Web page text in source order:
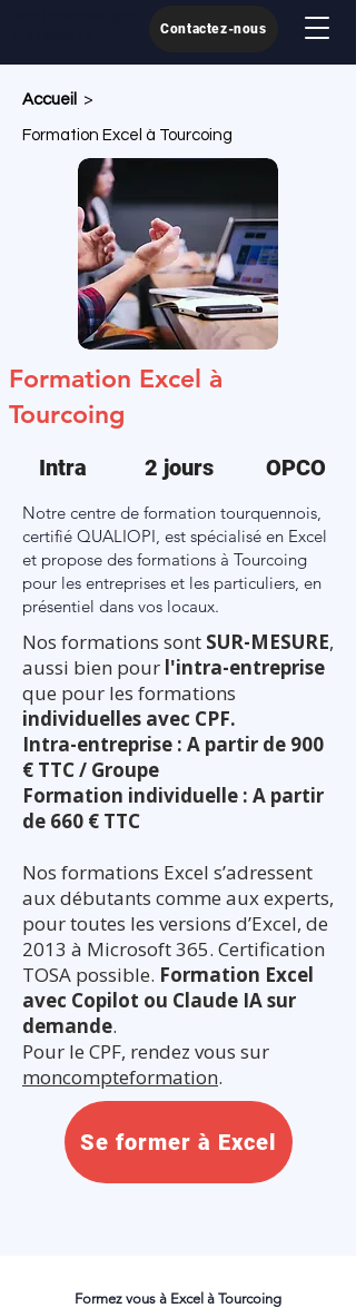
Contactez-nous
Accueil >
Formation Excel à Tourcoing
Formation Excel à
Tourcoing
Intra 2 jours OPCO
Notre centre de formation tourquennois,
certifié QUALIOPI, est spécialisé en Excel
et propose des formations à Tourcoing
pour les entreprises et les particuliers, en
présentiel dans vos locaux.
Nos formations sont SUR-MESURE,
aussi bien pour l'intra-entreprise
que pour les formations
individuelles avec CPF.
Intra-entreprise : A partir de 900
€ TTC / Groupe
Formation individuelle : A partir
de 660 € TTC
Nos formations Excel s’adressent
aux débutants comme aux experts,
pour toutes les versions d’Excel, de
2013 à Microsoft 365. Certification
TOSA possible. Formation Excel
avec Copilot ou Claude IA sur
demande.
Pour le CPF, rendez vous sur
moncompteformation.
Se former à Excel
Formez vous à Excel à Tourcoing